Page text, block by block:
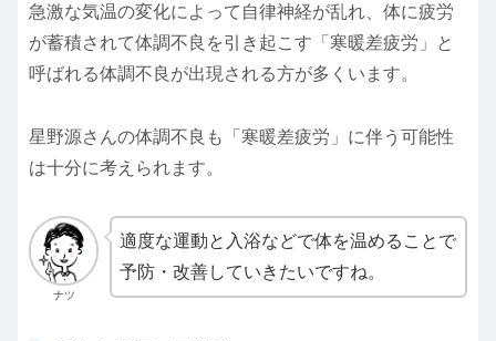
急激な気温の変化によって自律神経が乱れ、体に疲労
が蓄積されて体調不良を引き起こす「寒暖差疲労」と
呼ばれる体調不良が出現される方が多くいます。
星野源さんの体調不良も「寒暖差疲労」に伴う可能性
は十分に考えられます。
ナツ
適度な運動と入浴などで体を温めることで
予防・改善していきたいですね。